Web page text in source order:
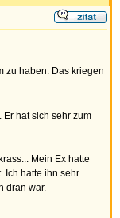
zu haben. Das kriegen
Er hat sich sehr zum
Mein Ex hatte
Ich hatte ihn sehr
dran war.